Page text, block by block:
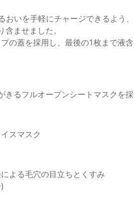
いを⼿軽にチャージできるよう、
ませました。
の蓋を採⽤し、最後の1枚まで液含
きるフルオープンシートマスクを採
スマスク
よる⽑⽳の⽬⽴ちとくすみ